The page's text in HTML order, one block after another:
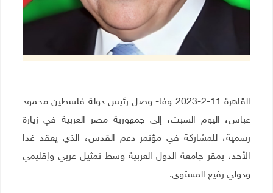
القاهرة 11-2-2023 وفا- وصل رئيس دولة فلسطين محمود
عباس، اليوم السبت، إلى جمهورية مصر العربية في زيارة
رسمية، للمشاركة في مؤتمر دعم القدس، الذي يعقد غدا
الأحد، بمقر جامعة الدول العربية وسط تمثيل عربي وإقليمي
ودولي رفيع المستوى.